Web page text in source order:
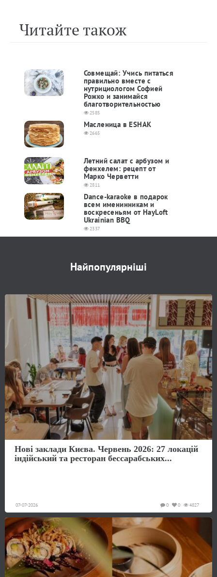
Читайте також
Совмещай: Учись питаться
правильно вместе с
нутрициологом Софией
Рожко и занимайся
благотворительностью
2585
Масленица в ESHAK
2665
Летний салат с арбузом и
фенхелем: рецепт от
Марко Черветти
2811
Dance-karaoke в подарок
всем именинникам и
воскресеньям от HayLoft
Ukrainian BBQ
2337
Найпопулярніші
Нові заклади Києва. Червень 2026: 27 локацій
індійський та ресторан бессарабських...
07-07-2026 4827
0
0